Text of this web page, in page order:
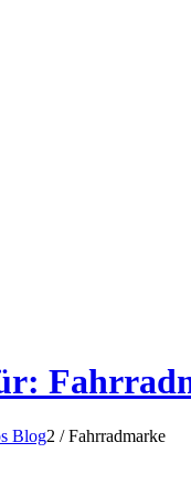
Blog2 / Fahrradmarke